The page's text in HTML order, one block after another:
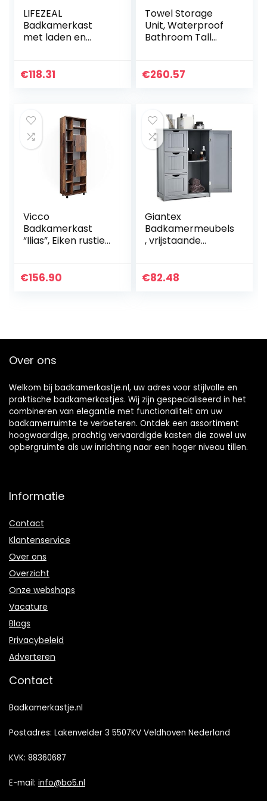
LIFEZEAL
Badkamerkast
met laden en
opbergkast op
woonkamer,
badkamer, 60 x 30
x 109 cm (grijs)
€118.31
Towel Storage
Unit, Waterproof
Bathroom Tall
Wheels, Floor
€260.57
Vicco
Badkamerkast
“Ilias”, Eiken rustiek,
vakken
€156.90
Giantex
Badkamermeubels
, vrijstaande
staande kast met
€82.48
Over ons
Welkom bij badkamerkastje.nl, uw adres voor stijlvolle en
praktische badkamerkastjes. Wij zijn gespecialiseerd in het
combineren van elegantie met functionaliteit om uw
badkamerruimte te verbeteren. Ontdek een assortiment
hoogwaardige, prachtig vervaardigde kasten die zowel uw
opbergruimte als uw inrichting naar een hoger niveau tillen.
Informatie
Contact
Klantenservice
Over ons
Overzicht
Onze webshops
Vacature
Blogs
Privacybeleid
Adverteren
Contact
Badkamerkastje.nl
Postadres: Lakenvelder 3 5507KV Veldhoven Nederland
KVK: 88360687
E-mail: info@bo5.nl